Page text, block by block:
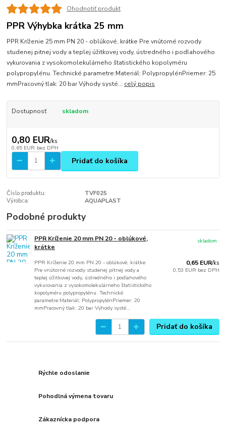
Ohodnotiť produkt
PPR Výhybka krátka 25 mm
PPR Kríženie 25 mm PN 20 - oblúkové, krátke Pre vnútorné rozvody
studenej pitnej vody a teplej úžitkovej vody, ústredného i podlahového
vykurovania z vysokomolekulárneho štatistického kopolyméru
polypropylénu. Technické parametre:Materiál: PolypropylénPriemer: 25
mmPracovný tlak: 20 bar Výhody systé... celý popis
Dostupnosť skladom
0,80 EUR/ks
0,65 EUR bez DPH
Pridať do košíka
Číslo produktu:
TVF025
Výrobca:
AQUAPLAST
Podobné produkty
PPR Kríženie 20 mm PN 20 - oblúkové,
krátke
PPR Kríženie 20 mm PN 20 - oblúkové, krátke
Pre vnútorné rozvody studenej pitnej vody a
teplej úžitkovej vody, ústredného i podlahového
vykurovania z vysokomolekulárneho štatistického
kopolyméru polypropylénu. Technické
parametre:Materiál: PolypropylénPriemer: 20
mmPracovný tlak: 20 bar Výhody systé...
0,65 EUR/ks
0,53 EUR bez DPH
skladom
Pridať do košíka
Rýchle odoslanie
Pohodlná výmena tovaru
Zákaznícka podpora